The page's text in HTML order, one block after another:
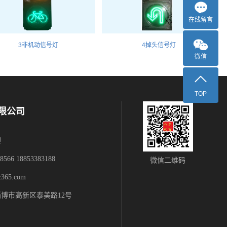
3非机动信号灯 4掉头信号灯
公司
18853383188
市高新区泰美路12号
微信二维码
在线留言
微信
TOP